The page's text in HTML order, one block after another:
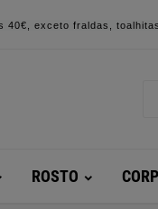
40€, exceto fraldas,
ROSTO